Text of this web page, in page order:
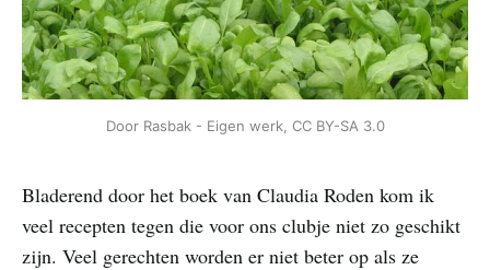
Door Rasbak - Eigen werk, CC BY-SA 3.0
Bladerend door het boek van Claudia Roden kom ik
veel recepten tegen die voor ons clubje niet zo geschikt
zijn. Veel gerechten worden er niet beter op als ze